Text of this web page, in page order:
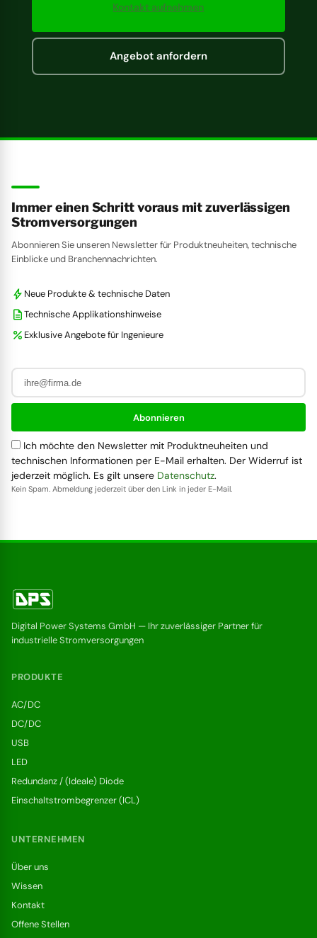
Kontakt aufnehmen
Angebot anfordern
Immer einen Schritt voraus mit zuverlässigen
Stromversorgungen
Abonnieren Sie unseren Newsletter für Produktneuheiten, technische
Einblicke und Branchennachrichten.
bolt Neue Produkte & technische Daten
descriptionTechnische Applikationshinweise
percent Exklusive Angebote für Ingenieure
Abonnieren
Ich möchte den Newsletter mit Produktneuheiten und
technischen Informationen per E-Mail erhalten. Der Widerruf ist
jederzeit möglich. Es gilt unsere Datenschutz.
Kein Spam. Abmeldung jederzeit über den Link in jeder E-Mail.
Digital Power Systems GmbH — Ihr zuverlässiger Partner für
industrielle Stromversorgungen
PRODUKTE
AC/DC
DC/DC
USB
LED
Redundanz / (Ideale) Diode
Einschaltstrombegrenzer (ICL)
UNTERNEHMEN
Über uns
Wissen
Kontakt
Offene Stellen